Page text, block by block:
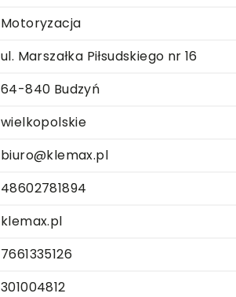
Motoryzacja
ul. Marszałka Piłsudskiego nr 16
64-840 Budzyń
wielkopolskie
biuro@klemax.pl
48602781894
klemax.pl
7661335126
301004812